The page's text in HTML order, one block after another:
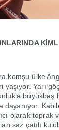
komşu ülke
yaşıyor. Yarı
büyükbaş
dayanıyor.
olarak toprak
saz çatılı